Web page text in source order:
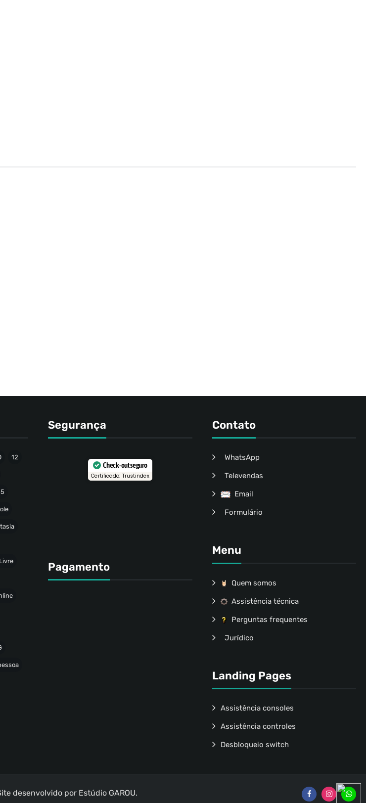
12
Livre
Segurança
Check-out seguro
Certificado: Trustindex
Pagamento
Contato
WhatsApp
Televendas
Email
Formulário
Menu
Quem somos
Assistência técnica
Perguntas frequentes
Jurídico
Landing Pages
Assistência consoles
Assistência controles
Desbloqueio switch
desenvolvido por Estúdio GAROU.